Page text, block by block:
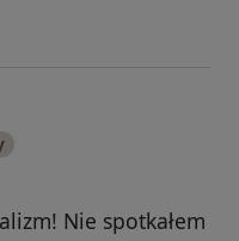
Nie spotkałem